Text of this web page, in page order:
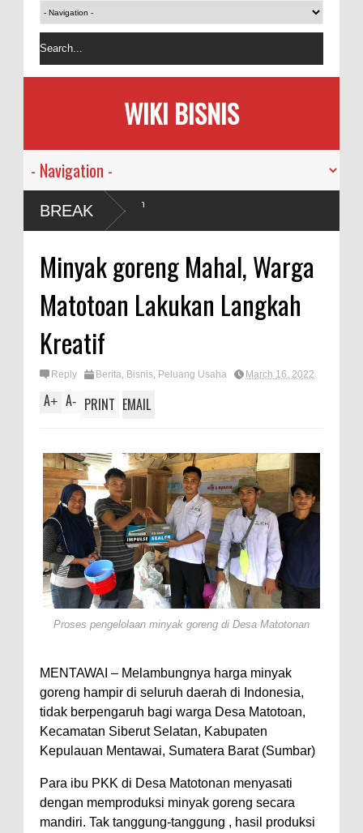
WIKI BISNIS
BREAK
Minyak goreng Mahal, Warga
Matotoan Lakukan Langkah
Kreatif
Reply Berita, Bisnis, Peluang Usaha March 16, 2022
A+ A- PRINT EMAIL
Proses pengelolaan minyak goreng di Desa Matotonan
MENTAWAI – Melambungnya harga minyak
goreng hampir di seluruh daerah di Indonesia,
tidak berpengaruh bagi warga Desa Matotoan,
Kecamatan Siberut Selatan, Kabupaten
Kepulauan Mentawai, Sumatera Barat (Sumbar)
Para ibu PKK di Desa Matotonan menyasati
dengan memproduksi minyak goreng secara
mandiri. Tak tanggung-tanggung , hasil produksi